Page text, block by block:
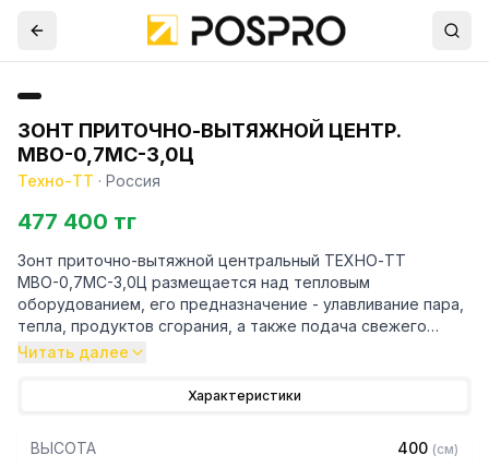
ЗОНТ ПРИТОЧНО-ВЫТЯЖНОЙ ЦЕНТР.
МВО-0,7МС-3,0Ц
Техно-ТТ · Россия
477 400 тг
Зонт приточно-вытяжной центральный ТЕХНО-ТТ
МВО-0,7МС-3,0Ц размещается над тепловым
оборудованием, его предназначение - улавливание пара,
тепла, продуктов сгорания, а также подача свежего
воздуха, что благоприятно сказывается на микроклимате
предметах мебели и кухонной утвари. Поэтому это
Читать далее
Характеристики
ВЫСОТА 400 (см)